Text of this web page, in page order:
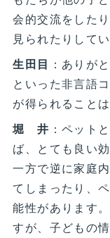
会的交流をした
見られたりして
生田目 ：ありが
といった非言語
が得られること
堀 井 ：ペット
ば、とても良い
一方で逆に家庭
てしまったり、
能性があります
すが、子どもの